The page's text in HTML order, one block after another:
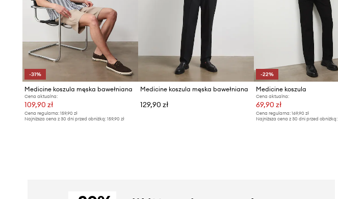
-31%
Medicine koszula męska bawełniana
Cena aktualna:
109,90 zł
Cena regularna: 159,90 zł
Najniższa cena z 30 dni przed obniżką: 159,90 zł
Medicine koszula męska bawełniana
129,90 zł
-22%
Medicine koszula
Cena aktualna:
69,90 zł
Cena regularna: 169,90 zł
Najniższa cena z 30 dni przed obniżką: